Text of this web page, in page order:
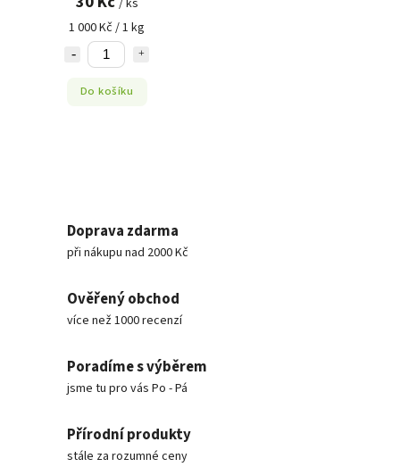
1 000 Kč / 1 kg
Do košíku
Doprava zdarma
při nákupu nad 2000 Kč
Ověřený obchod
více než 1000 recenzí
Poradíme s výběrem
jsme tu pro vás Po - Pá
Přírodní produkty
stále za rozumné ceny